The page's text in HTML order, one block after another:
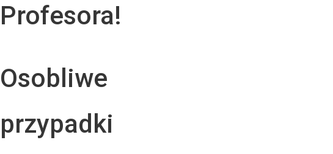
Profesora!
Osobliwe
przypadki